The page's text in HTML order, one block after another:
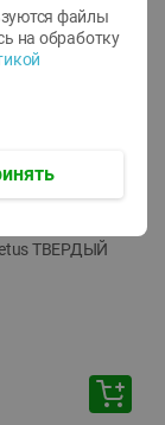
ТВЕРДЫЙ
файлы
на обработку